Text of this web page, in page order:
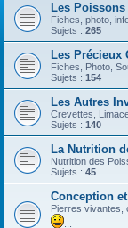
Les
Fiches, photo,
Sujets : 265
Les Précieux
Fiches, Photo,
Sujets : 154
Les Autres
Crevettes,
Sujets : 140
La Nutrition
Nutrition des
Sujets : 45
Conception
Pierres vivantes,